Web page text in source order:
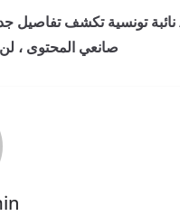
نائبة تونسية تكشف تفاصيل
صانعي المحتوى ،